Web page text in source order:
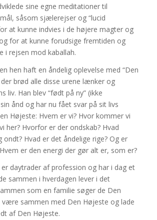
sine egne meditationer til
såsom sjælerejser og “lucid
at kunne indvies i de højere magter og
for at kunne forudsige fremtiden og
i rejsen mod kaballah.
hen haft en åndelig oplevelse med “Den
brød alle disse urene lænker og
liv. Han blev “født på ny” (ikke
ånd og har nu fået svar på sit livs
Højeste: Hvem er vi? Hvor kommer vi
her? Hvorfor er der ondskab? Hvad
Hvad er det åndelige rige? Og er
er den energi der gør alt er, som er?
er daytrader af profession og har i dag et
sammen i hverdagen lever i det
som en familie søger de Den
sammen med Den Højeste og lade
af Den Højeste.